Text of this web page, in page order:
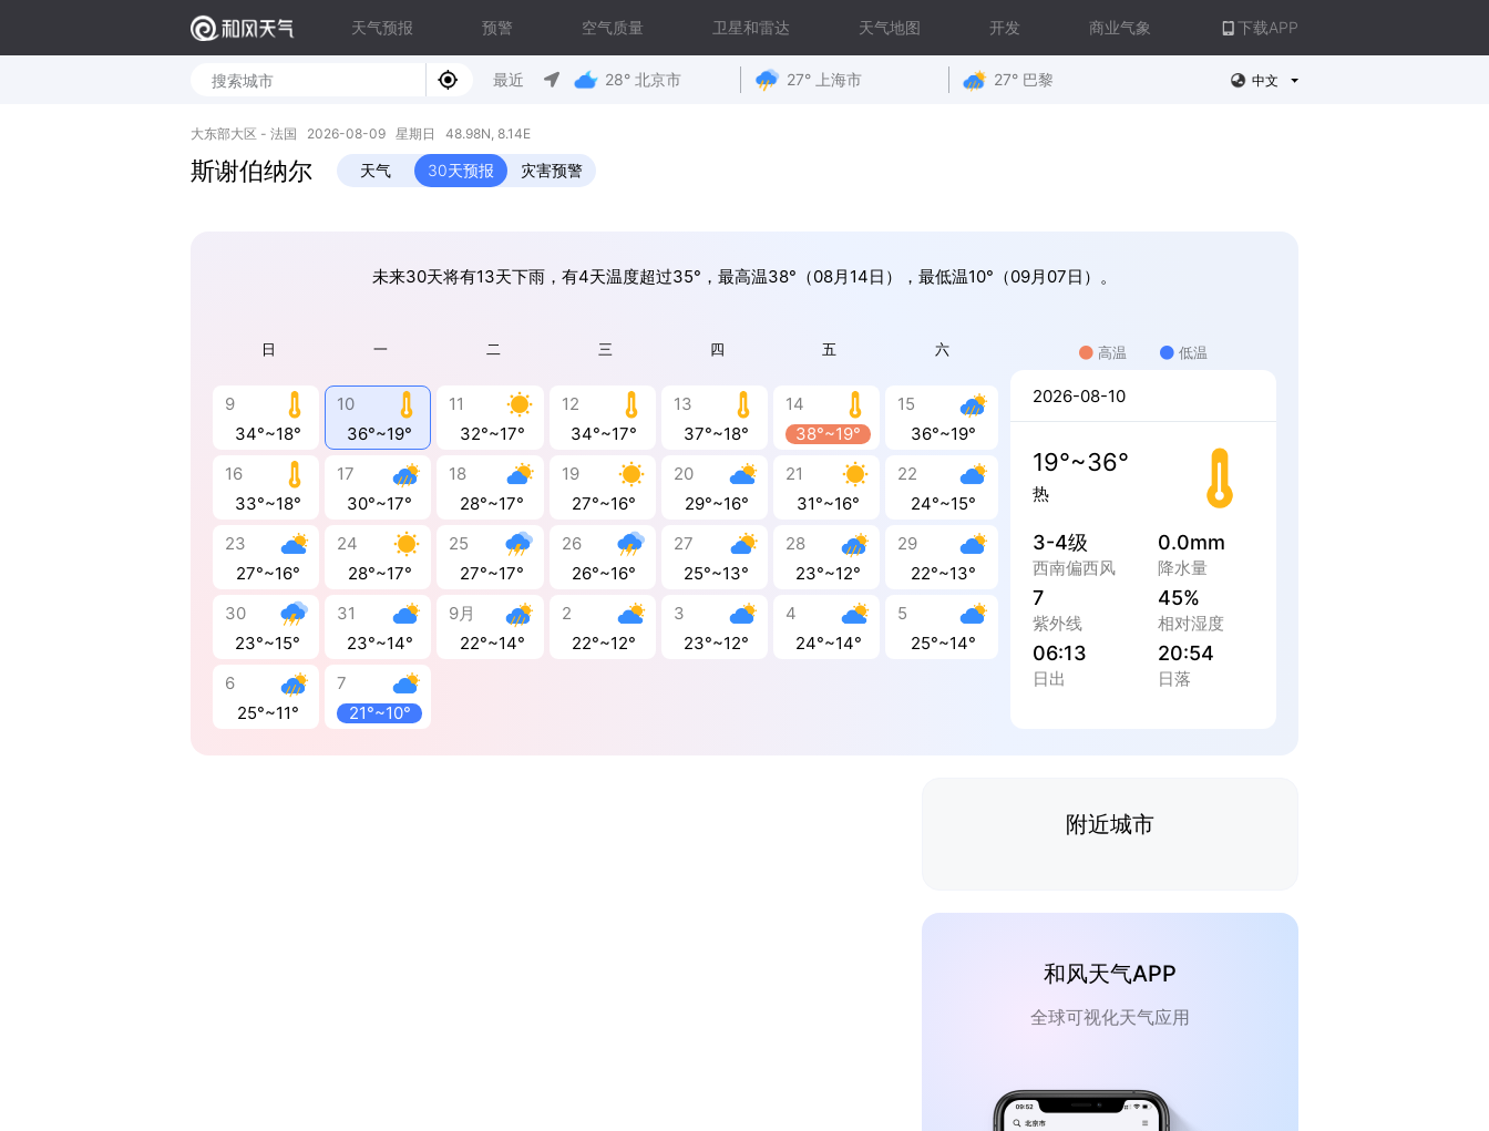
天气预报 预警 空气质量 卫星和雷达 天气地图 开发 商业气象 下载APP
最近 28° 北京市 27° 上海市 27° 巴黎 中文
大东部大区 - 法国 2026-08-09 星期日 48.98N, 8.14E
斯谢伯纳尔 天气 30天预报 灾害预警
未来30天将有13天下雨，有4天温度超过35°，最高温38°（08月14日），最低温10°（09月07日）。
日 一 二 三 四 五 六
9
34°~18°
10
36°~19°
11
32°~17°
12
34°~17°
13
37°~18°
14
38°~19°
15
36°~19°
16
33°~18°
17
30°~17°
18
28°~17°
19
27°~16°
20
29°~16°
21
31°~16°
22
24°~15°
23
27°~16°
24
28°~17°
25
27°~17°
26
26°~16°
27
25°~13°
28
23°~12°
29
22°~13°
30
23°~15°
31
23°~14°
9月
22°~14°
2
22°~12°
3
23°~12°
4
24°~14°
5
25°~14°
6
25°~11°
7
21°~10°
高温 低温
2026-08-10
19°~36°
热
3-4级
西南偏西风
0.0mm
降水量
7
紫外线
45%
相对湿度
06:13
日出
20:54
日落
附近城市
和风天气APP
全球可视化天气应用